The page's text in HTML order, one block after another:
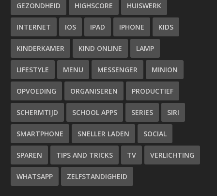
GEZONDHEID HIGHSCORE HUISWERK
INTERNET IOS IPAD IPHONE KIDS
KINDERKAMER KIND ONLINE LAMP
LIFESTYLE MENU MESSENGER MINION
OPVOEDING ORGANISEREN PRODUCTIEF
SCHERMTIJD SCHOOL APPS SERIES SIRI
SMARTPHONE SNELLER LADEN SOCIAL
SPAREN TIPS AND TRICKS TV VERLICHTING
WHATSAPP ZELFSTANDIGHEID